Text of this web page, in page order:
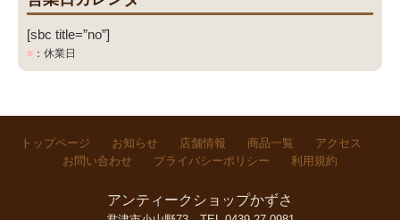
[sbc title=”no”]
■ ：休業日
トップページ お知らせ 店舗情報 商品一覧
アクセス
お問い合わせ
プライバシーポリシー 利用規約
アンティークショップかずさ